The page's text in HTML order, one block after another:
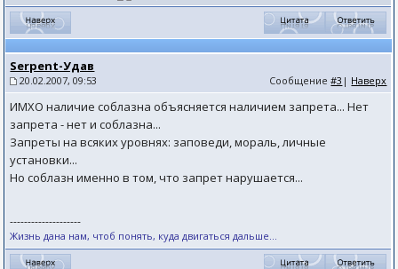
Serpent-Удав
20.02.2007, 09:53 Сообщение#3 | Наверх
ИМХО наличие соблазна объясняется наличием запрета... Нет
запрета - нет и соблазна...
Запреты на всяких уровнях: заповеди, мораль, личные
установки...
Но соблазн именно в том, что запрет нарушается...
--------------------
Жизнь дана нам, чтоб понять, куда двигаться дальше...